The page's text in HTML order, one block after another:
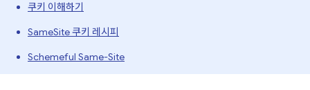
쿠키 이해하기
SameSite 쿠키 레시피
Schemeful Same-Site